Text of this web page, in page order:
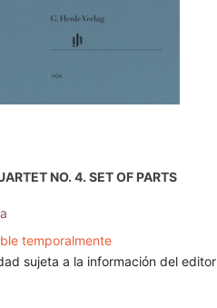
NO. 4. SET OF PARTS
temporalmente
sujeta a la información del editor